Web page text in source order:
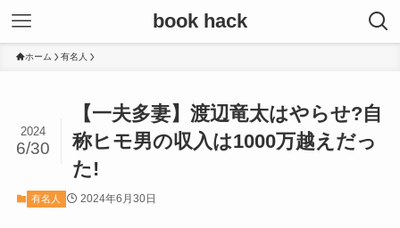
book hack
ホーム 有名人
【一夫多妻】渡辺竜太はやらせ?自
称ヒモ男の収入は1000万越えだっ
た!
2024
6/30
有名人 2024年6月30日